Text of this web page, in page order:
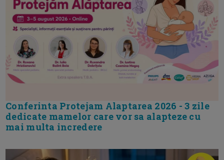
Conferinta Protejam Alaptarea 2026 - 3 zile
dedicate mamelor care vor sa alapteze cu
mai multa incredere